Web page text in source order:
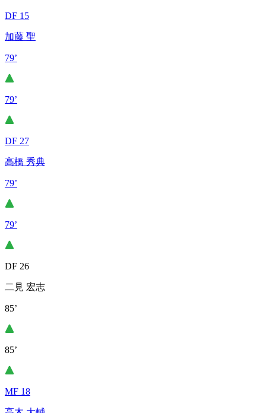
DF 15
加藤 聖
79’
79’
DF 27
高橋 秀典
79’
79’
DF 26
二見 宏志
85’
85’
MF 18